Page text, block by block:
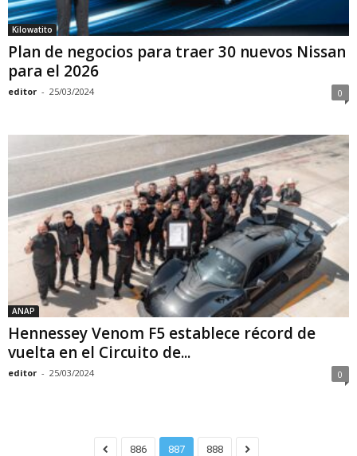
Kilowatito
Plan de negocios para traer 30 nuevos Nissan
para el 2026
editor - 25/03/2024 0
ANAP
Hennessey Venom F5 establece récord de
vuelta en el Circuito de...
editor - 25/03/2024 0
886 887 888